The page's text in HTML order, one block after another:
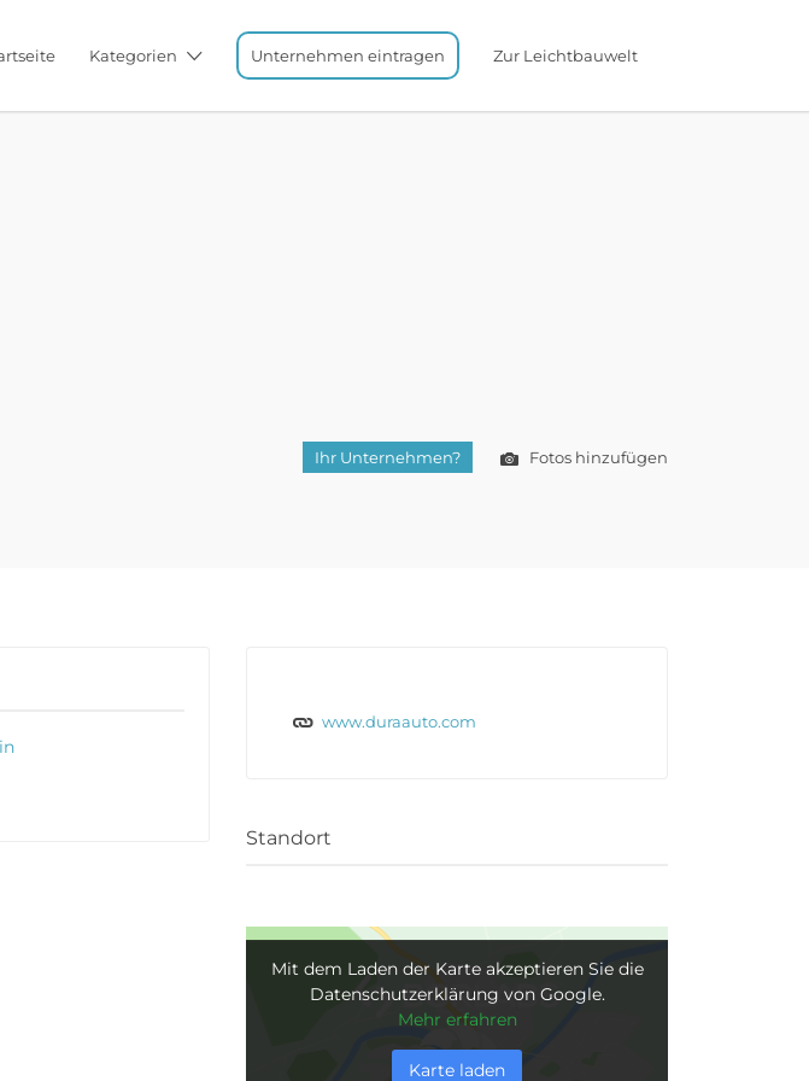
Kategorien Unternehmen eintragen Zur Leichtbauwelt
Ihr Unternehmen? Fotos hinzufügen
www.duraauto.com
Standort
Mit dem Laden der Karte akzeptieren Sie die
Datenschutzerklärung von Google.
Mehr erfahren
Karte laden